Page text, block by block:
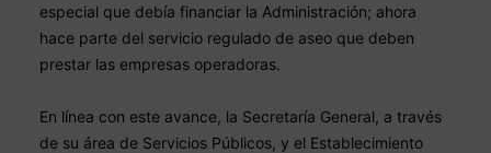
especial que debía financiar la Administración; ahora
hace parte del servicio regulado de aseo que deben
prestar las empresas operadoras.
En línea con este avance, la Secretaría General, a través
de su área de Servicios Públicos, y el Establecimiento